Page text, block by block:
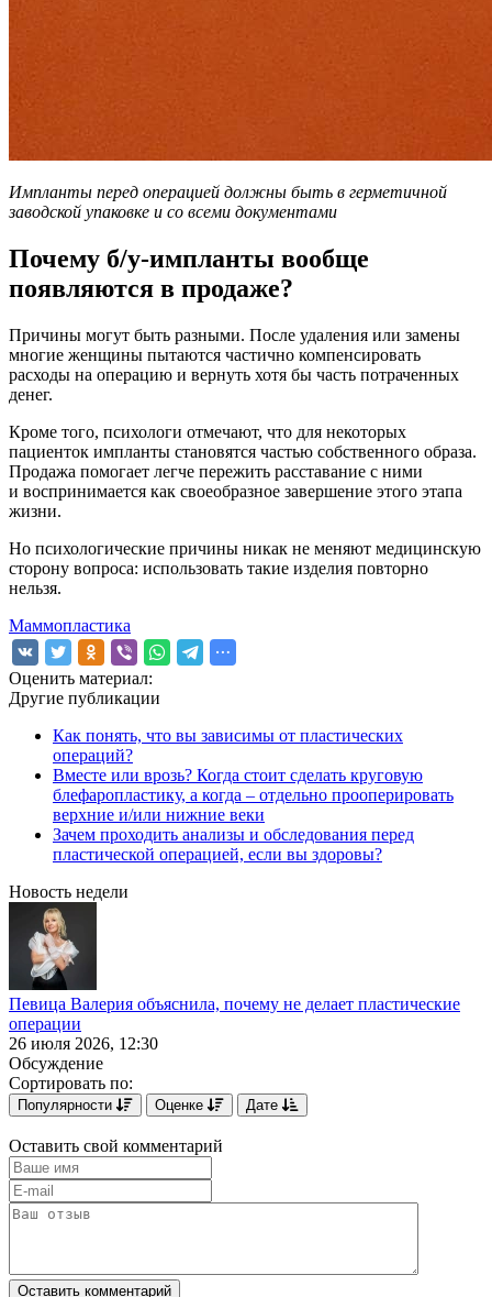
Импланты перед операцией должны быть в герметичной
заводской упаковке и со всеми документами
Почему б/у-импланты вообще
появляются в продаже?
Причины могут быть разными. После удаления или замены
многие женщины пытаются частично компенсировать
расходы на операцию и вернуть хотя бы часть потраченных
денег.
Кроме того, психологи отмечают, что для некоторых
пациенток импланты становятся частью собственного образа.
Продажа помогает легче пережить расставание с ними
и воспринимается как своеобразное завершение этого этапа
жизни.
Но психологические причины никак не меняют медицинскую
сторону вопроса: использовать такие изделия повторно
нельзя.
Маммопластика
Оценить материал:
Другие публикации
Как понять, что вы зависимы от пластических
операций?
Вместе или врозь? Когда стоит сделать круговую
блефаропластику, а когда – отдельно прооперировать
верхние и/или нижние веки
Зачем проходить анализы и обследования перед
пластической операцией, если вы здоровы?
Новость недели
Певица Валерия объяснила, почему не делает пластические
операции
26 июля 2026, 12:30
Обсуждение
Сортировать по:
Популярности Оценке Дате
Оставить свой комментарий